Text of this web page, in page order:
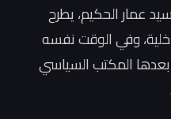
عمار الحكيم، يطرح
وفي الوقت نفسه
بعدها المكتب السياسي